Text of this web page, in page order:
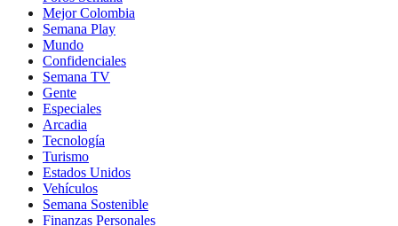
Mejor Colombia
Semana Play
Mundo
Confidenciales
Semana TV
Gente
Especiales
Arcadia
Tecnología
Turismo
Estados Unidos
Vehículos
Semana Sostenible
Finanzas Personales